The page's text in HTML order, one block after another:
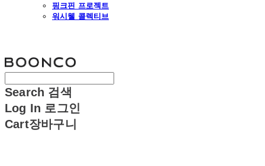
핑크핀 프로젝트
워시웰 콜렉티브
Search 검색
Log In 로그인
Cart장바구니